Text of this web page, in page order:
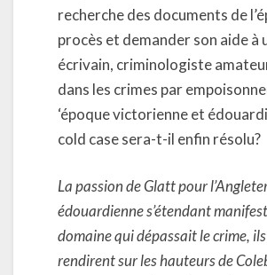
recherche des documents de
procès et demander son aide à
écrivain, criminologiste
dans les crimes par
‘époque victorienne et
cold case sera-t-il enfin résolu?
La passion de Glatt pour
édouardienne s’étendant
domaine qui dépassait le crime,
rendirent sur les hauteurs de